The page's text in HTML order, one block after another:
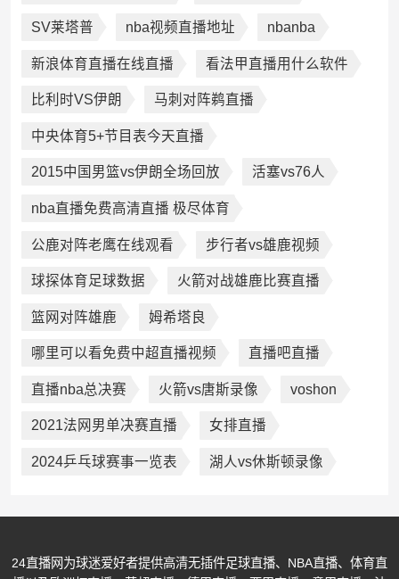
SV莱塔普 nba视频直播地址 nbanba
新浪体育直播在线直播 看法甲直播用什么软件
比利时VS伊朗 马刺对阵鹈直播
中央体育5+节目表今天直播
2015中国男篮vs伊朗全场回放 活塞vs76人
nba直播免费高清直播 极尽体育
公鹿对阵老鹰在线观看 步行者vs雄鹿视频
球探体育足球数据 火箭对战雄鹿比赛直播
篮网对阵雄鹿 姆希塔良
哪里可以看免费中超直播视频 直播吧直播
直播nba总决赛 火箭vs唐斯录像 voshon
2021法网男单决赛直播 女排直播
2024乒乓球赛事一览表 湖人vs休斯顿录像
24直播网为球迷爱好者提供高清无插件足球直播、NBA直播、体育直